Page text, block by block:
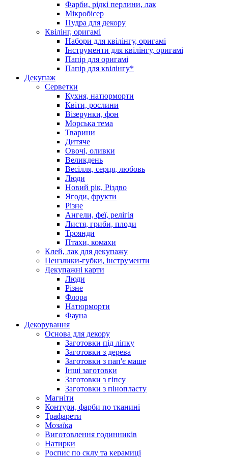
Фарби, рідкі перлини, лак
Мікробісер
Пудра для декору
Квілінг, оригамі
Набори для квілінгу, оригамі
Інструменти для квілінгу, оригамі
Папір для оригамі
Папір для квілінгу*
Декупаж
Серветки
Кухня, натюрморти
Квіти, рослини
Візерунки, фон
Морська тема
Тварини
Дитяче
Овочі, оливки
Великдень
Весілля, серця, любовь
Люди
Новий рік, Різдво
Ягоди, фрукти
Різне
Ангели, феї, релігія
Листя, гриби, плоди
Троянди
Птахи, комахи
Клей, лак для декупажу
Пензлики-губки, інструменти
Декупажні карти
Люди
Різне
Флора
Натюрморти
Фауна
Декорування
Основа для декору
Заготовки під ліпку
Заготовки з дерева
Заготовки з пап'є маше
Інші заготовки
Заготовки з гіпсу
Заготовки з пінопласту
Магніти
Контури, фарби по тканині
Трафарети
Мозаїка
Виготовлення годинників
Натирки
Роспис по склу та керамиці